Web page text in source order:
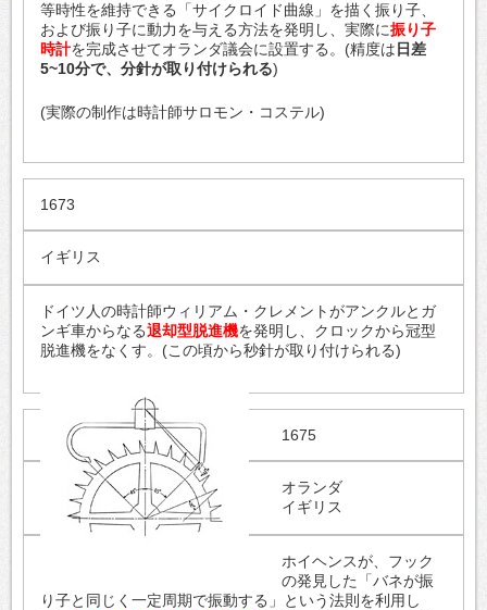
等時性を維持できる「サイクロイド曲線」を描く振り子、
および振り子に動力を与える方法を発明し、実際に振り子
時計を完成させてオランダ議会に設置する。(精度は 日差
5~10分で、分針が取り付けられる)
(実際の制作は時計師サロモン・コステル)
1673
イギリス
ドイツ人の時計師ウィリアム・クレメントがアンクルとガ
ンギ車からなる退却型脱進機を発明し、クロックから冠型
脱進機をなくす。(この頃から秒針が取り付けられる)
1675
オランダ
イギリス
ホイヘンスが、フック
の発見した「バネが振
り子と同じく一定周期で振動する」という法則を利用し